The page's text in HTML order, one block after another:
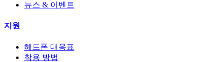
뉴스 & 이벤트
지원
헤드폰 대응표
착용 방법